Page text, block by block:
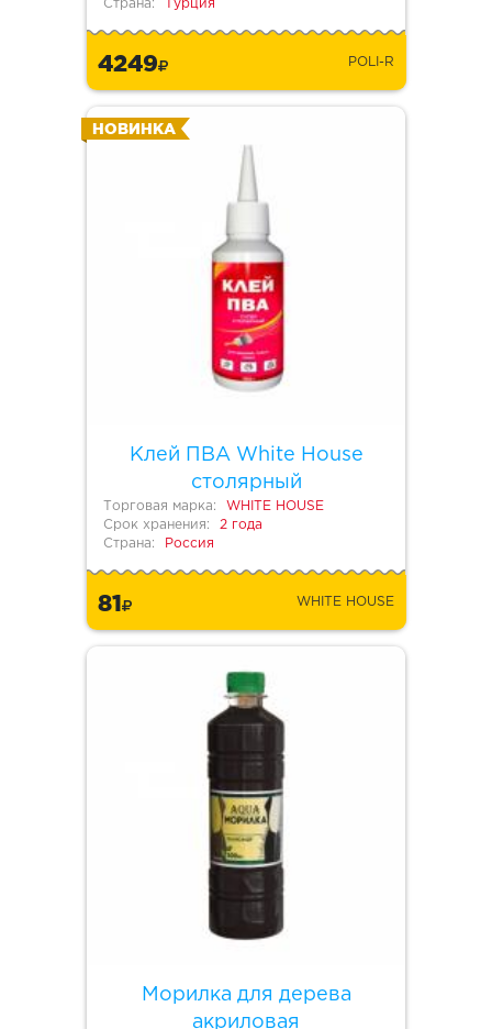
Страна:
Турция
4249 POLI-R
Клей ПВА White House
столярный
НОВИНКА
Торговая марка:
WHITE HOUSE
Срок хранения:
2 года
Страна:
Россия
81 WHITE HOUSE
Морилка для дерева
акриловая